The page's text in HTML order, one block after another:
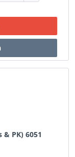
& PK) 6051